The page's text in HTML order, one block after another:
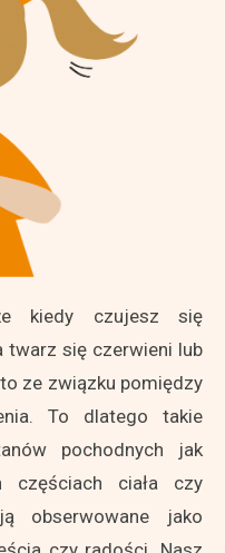
kiedy czujesz się
twarz się czerwieni lub
ze związku pomiędzy
To dlatego takie
pochodnych jak
ciała czy
obserwowane jako